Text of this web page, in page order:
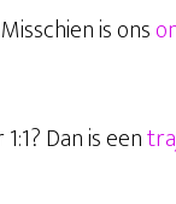
is ons
Dan is een